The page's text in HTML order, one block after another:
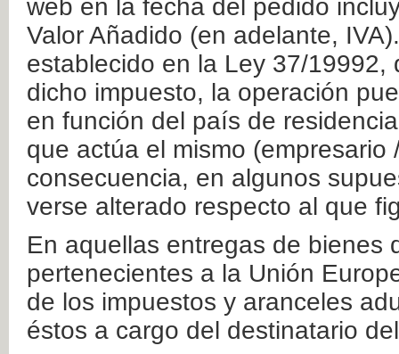
web en la fecha del pedido
Valor Añadido (en adelante,
establecido en la Ley 37/
dicho impuesto, la operación
en función del país de
que actúa el mismo
consecuencia, en algunos
verse alterado respecto al que
En aquellas entregas de bienes
pertenecientes a la Unión
de los impuestos y aranceles
éstos a cargo del destinatario